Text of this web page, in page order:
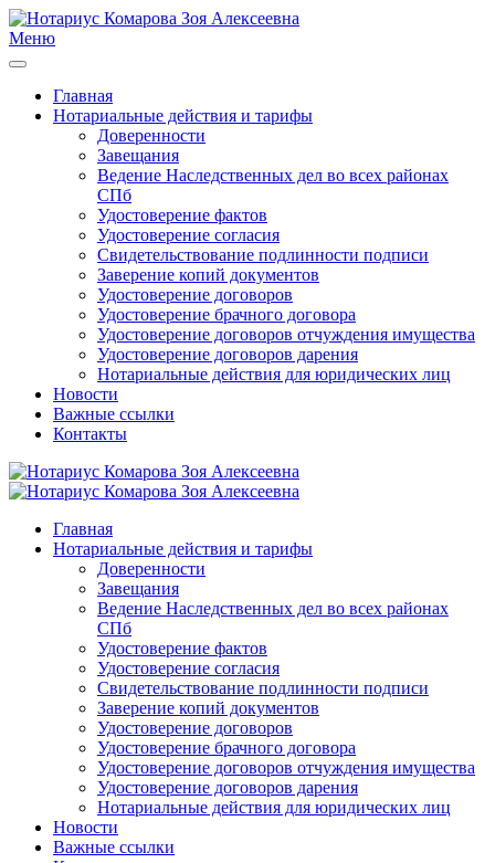
Меню
Главная
Нотариальные действия и тарифы
Доверенности
Завещания
Ведение Наследственных дел во всех районах
СПб
Удостоверение фактов
Удостоверение согласия
Свидетельствование подлинности подписи
Заверение копий документов
Удостоверение договоров
Удостоверение брачного договора
Удостоверение договоров отчуждения имущества
Удостоверение договоров дарения
Нотариальные действия для юридических лиц
Новости
Важные ссылки
Контакты
Главная
Нотариальные действия и тарифы
Доверенности
Завещания
Ведение Наследственных дел во всех районах
СПб
Удостоверение фактов
Удостоверение согласия
Свидетельствование подлинности подписи
Заверение копий документов
Удостоверение договоров
Удостоверение брачного договора
Удостоверение договоров отчуждения имущества
Удостоверение договоров дарения
Нотариальные действия для юридических лиц
Новости
Важные ссылки